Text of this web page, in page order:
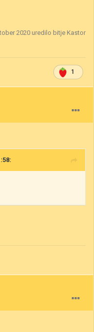
2020 uredilo bitje Kastor
1